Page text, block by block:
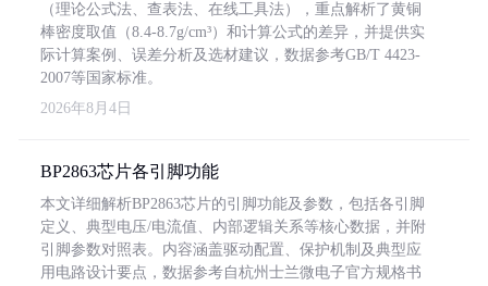
（理论公式法、查表法、在线工具法），重点解析了黄铜
棒密度取值（8.4-8.7g/cm³）和计算公式的差异，并提供实
际计算案例、误差分析及选材建议，数据参考GB/T 4423-
2007等国家标准。
2026年8月4日
BP2863芯片各引脚功能
本文详细解析BP2863芯片的引脚功能及参数，包括各引脚
定义、典型电压/电流值、内部逻辑关系等核心数据，并附
引脚参数对照表。内容涵盖驱动配置、保护机制及典型应
用电路设计要点，数据参考自杭州士兰微电子官方规格书